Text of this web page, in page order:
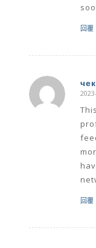
回覆
回覆